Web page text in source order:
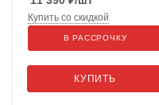
КУПИТЬ
Купить со скидкой
В РАССРОЧКУ